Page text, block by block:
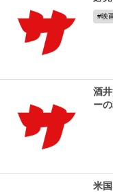
映
酒
ー
米